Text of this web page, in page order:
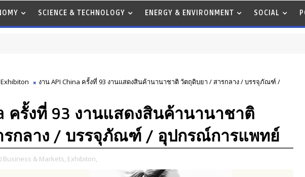
SCIENCE & TECHNOLOGY ENERGY & ENVIRONMENT SOCIAL
Exhibiton
งาน API China ครั้งที่ 93 งานแสดงสินค้านานาชาติ วัตถุดิบยา / สารกลาง / บรรจุภัณฑ์ /
ครั้งที่ 93 งานแสดงสินค้านานาชาติ
รกลาง / บรรจุภัณฑ์ / อุปกรณ์การแพทย์
Business & Markets, Exhibiton,